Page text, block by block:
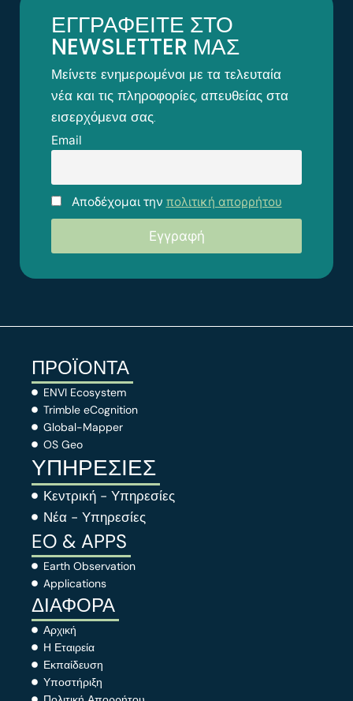
ΕΓΓΡΑΦΕΙΤΕ ΣΤΟ
NEWSLETTER ΜΑΣ
Μείνετε ενημερωμένοι με τα τελευταία
νέα και τις πληροφορίες, απευθείας στα
εισερχόμενα σας.
Email
Αποδέχομαι την πολιτική απορρήτου
ΠΡΟΪΟΝΤΑ
ENVI Ecosystem
Trimble eCognition
Global-Mapper
OS Geo
ΥΠΗΡΕΣΙΕΣ
Κεντρική - Υπηρεσίες
Νέα - Υπηρεσίες
EO & APPS
Earth Observation
Applications
ΔΙΑΦΟΡΑ
Αρχική
Η Εταιρεία
Εκπαίδευση
Υποστήριξη